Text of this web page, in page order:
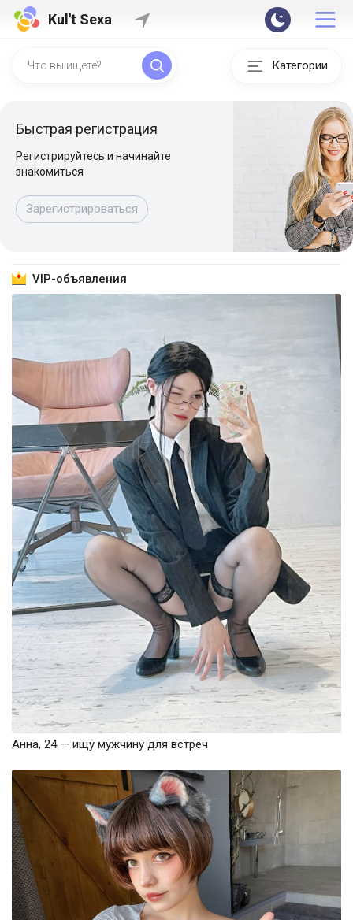
Kul't Sexa
Категории
Быстрая регистрация
Регистрируйтесь и начинайте
знакомиться
Зарегистрироваться
VIP-объявления
Анна, 24 — ищу мужчину для встреч